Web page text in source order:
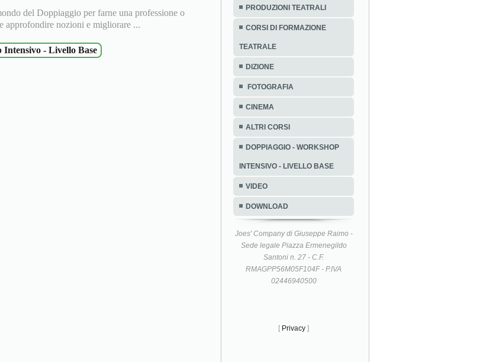
del Doppiaggio per farne una professione o
approfondire nozioni e migliorare ...
- Livello Base
PRODUZIONI TEATRALI
CORSI DI FORMAZIONE
TEATRALE
DIZIONE
FOTOGRAFIA
CINEMA
ALTRI CORSI
DOPPIAGGIO - WORKSHOP
INTENSIVO - LIVELLO BASE
VIDEO
DOWNLOAD
Joes' Company di Giuseppe Raimo -
Sede legale Piazza Ermenegildo
Santoni n. 27 - C.F.
RMAGPP56M05F104F - P.IVA
02446940500
[ Privacy ]